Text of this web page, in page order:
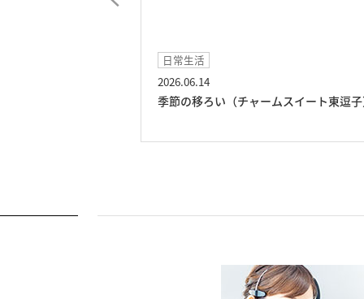
日常生活
2026.06.14
季節の移ろい（チャームスイート東逗